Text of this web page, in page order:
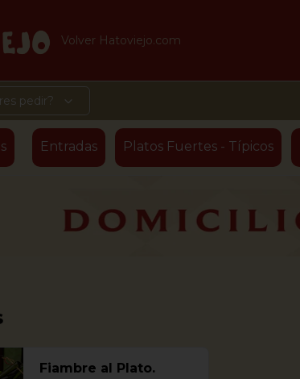
Volver Hatoviejo.com
pedir?
Entradas Platos Fuertes - Típicos
Fiambre al Plato.